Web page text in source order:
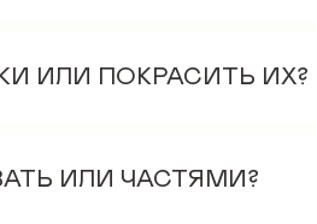
ИЛИ ПОКРАСИТЬ ИХ?
ИЛИ ЧАСТЯМИ?